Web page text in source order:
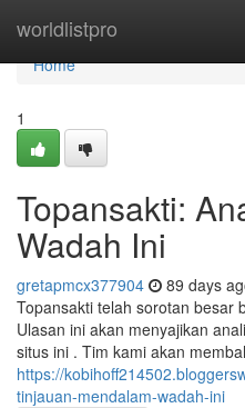
worldlistpro
Home
Home
1
Topansakti:
Wadah Ini
gretapmcx377904 89 days
Topansakti telah sorotan besar
Ulasan ini akan menyajikan
situs ini . Tim kami akan
https://
tinjauan-mendalam-wadah-ini